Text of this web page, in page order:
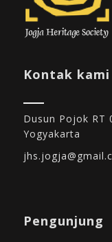
Kontak kami
Dusun Pojok RT
Yogyakarta
Pengunjung